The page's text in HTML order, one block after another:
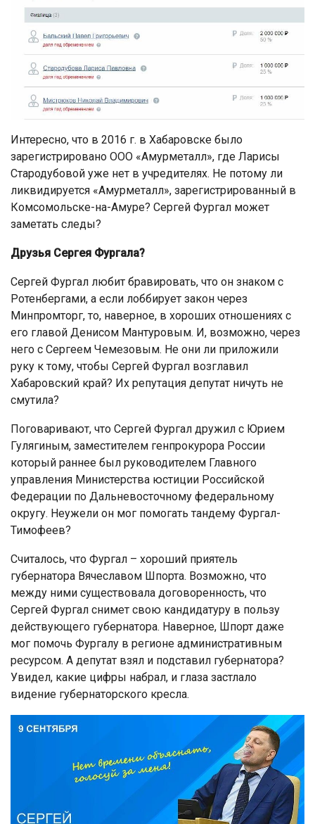
Интересно, что в 2016 г. в Хабаровске было
зарегистрировано ООО «Амурметалл», где Ларисы
Стародубовой уже нет в учредителях. Не потому ли
ликвидируется «Амурметалл», зарегистрированный в
Комсомольске-на-Амуре? Сергей Фургал может
заметать следы?
Друзья Сергея Фургала?
Сергей Фургал любит бравировать, что он знаком с
Ротенбергами, а если лоббирует закон через
Минпромторг, то, наверное, в хороших отношениях с
его главой Денисом Мантуровым. И, возможно, через
него с Сергеем Чемезовым. Не они ли приложили
руку к тому, чтобы Сергей Фургал возглавил
Хабаровский край? Их репутация депутат ничуть не
смутила?
Поговаривают, что Сергей Фургал дружил с Юрием
Гулягиным, заместителем генпрокурора России
который раннее был руководителем Главного
управления Министерства юстиции Российской
Федерации по Дальневосточному федеральному
округу. Неужели он мог помогать тандему Фургал-
Тимофеев?
Считалось, что Фургал – хороший приятель
губернатора Вячеславом Шпорта. Возможно, что
между ними существовала договоренность, что
Сергей Фургал снимет свою кандидатуру в пользу
действующего губернатора. Наверное, Шпорт даже
мог помочь Фургалу в регионе административным
ресурсом. А депутат взял и подставил губернатора?
Увидел, какие цифры набрал, и глаза застлало
видение губернаторского кресла.